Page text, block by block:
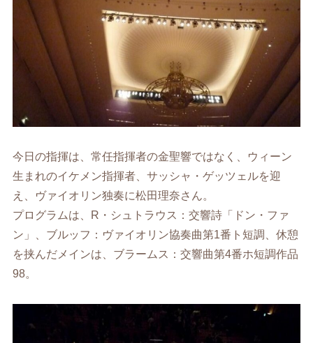
今日の指揮は、常任指揮者の金聖響ではなく、ウィーン
生まれのイケメン指揮者、サッシャ・ゲッツェルを迎
え、ヴァイオリン独奏に松田理奈さん。
プログラムは、R・シュトラウス：交響詩「ドン・ファ
ン」、ブルッフ：ヴァイオリン協奏曲第1番ト短調、休憩
を挟んだメインは、ブラームス：交響曲第4番ホ短調作品
98。